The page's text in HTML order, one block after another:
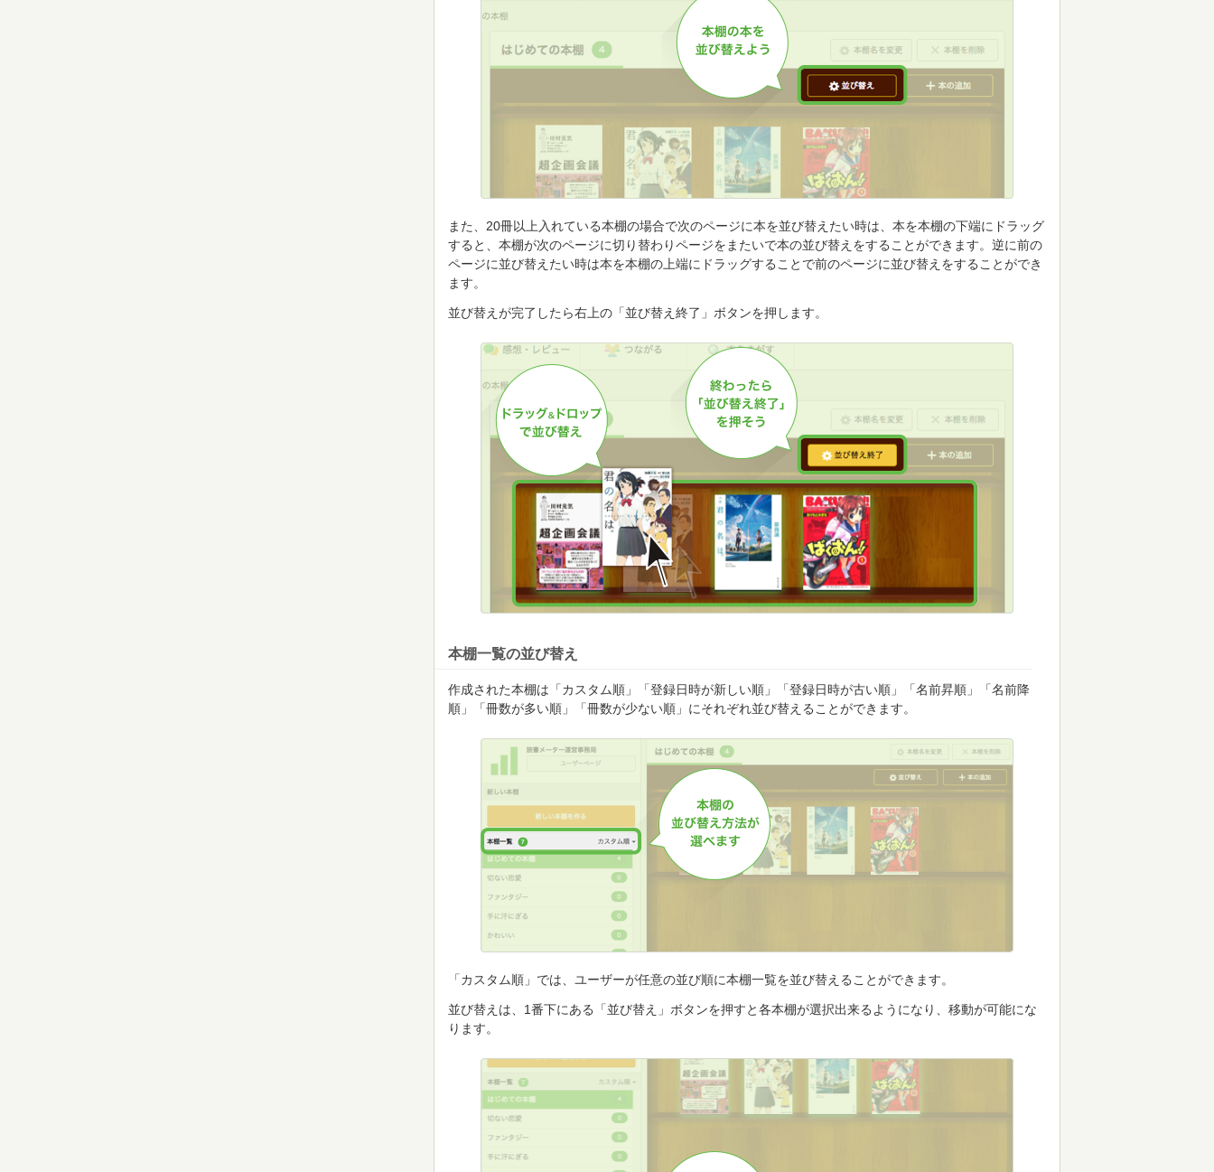
また、20冊以上入れている本棚の場合で次のページに本を並び替えたい時は、本を本棚の下端にドラッグ
すると、本棚が次のページに切り替わりページをまたいで本の並び替えをすることができます。逆に前の
ページに並び替えたい時は本を本棚の上端にドラッグすることで前のページに並び替えをすることができ
ます。
並び替えが完了したら右上の「並び替え終了」ボタンを押します。
本棚一覧の並び替え
作成された本棚は「カスタム順」「登録日時が新しい順」「登録日時が古い順」「名前昇順」「名前降
順」「冊数が多い順」「冊数が少ない順」にそれぞれ並び替えることができます。
「カスタム順」では、ユーザーが任意の並び順に本棚一覧を並び替えることができます。
並び替えは、1番下にある「並び替え」ボタンを押すと各本棚が選択出来るようになり、移動が可能にな
ります。